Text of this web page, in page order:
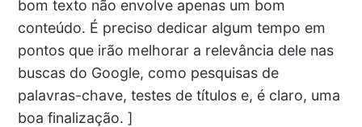
bom texto não envolve apenas um bom
conteúdo. É preciso dedicar algum tempo em
pontos que irão melhorar a relevância dele nas
buscas do Google, como pesquisas de
palavras-chave, testes de títulos e, é claro, uma
boa finalização. ]